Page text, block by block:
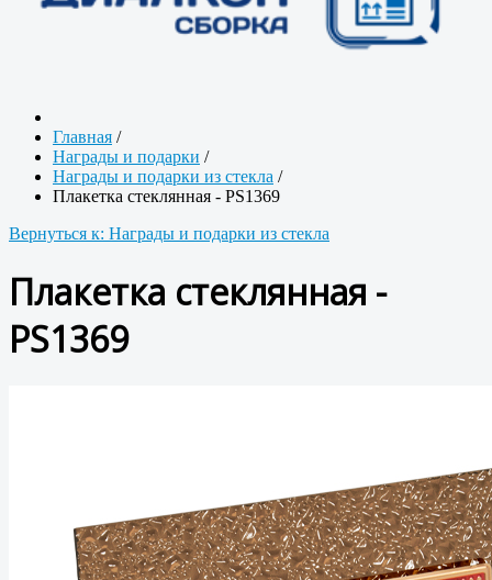
Главная /
Награды и подарки /
Награды и подарки из стекла /
Плакетка стеклянная - PS1369
Вернуться к: Награды и подарки из стекла
Плакетка стеклянная -
PS1369